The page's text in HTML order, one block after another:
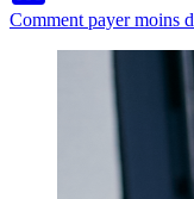
Comment payer moins